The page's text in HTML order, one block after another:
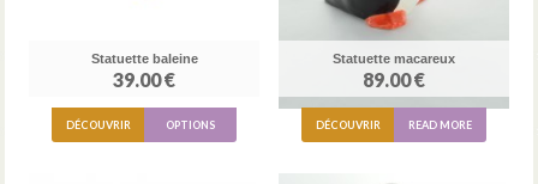
Statuette baleine
39.00 €
DÉCOUVRIR OPTIONS
Statuette macareux
89.00 €
DÉCOUVRIR READ MORE